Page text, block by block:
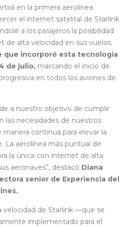
en la primera aerolínea
el internet satelital de Starlink
a los pasajeros la posibilidad
de alta velocidad en sus vuelos.
que incorporó esta tecnología
de julio, marcando el inicio de
en todos los aviones de
a nuestro objetivo de cumplir
las necesidades de nuestros
manera continua para elevar la
La aerolínea más puntual de
la única con internet de alta
aeronaves”, destacó Diana
senior de Experiencia del
velocidad de Starlink —que se
implementado para el